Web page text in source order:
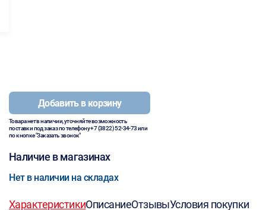
Добавить в корзину
Товара нет в наличии, уточняйте возможность
поставки под заказ по телефону+7 (3822) 52-34-73или
по кнопке "Заказать звонок"
Наличие в магазинах
Нет в наличии на складах
ХарактеристикиОписаниеОтзывыУсловия покупки